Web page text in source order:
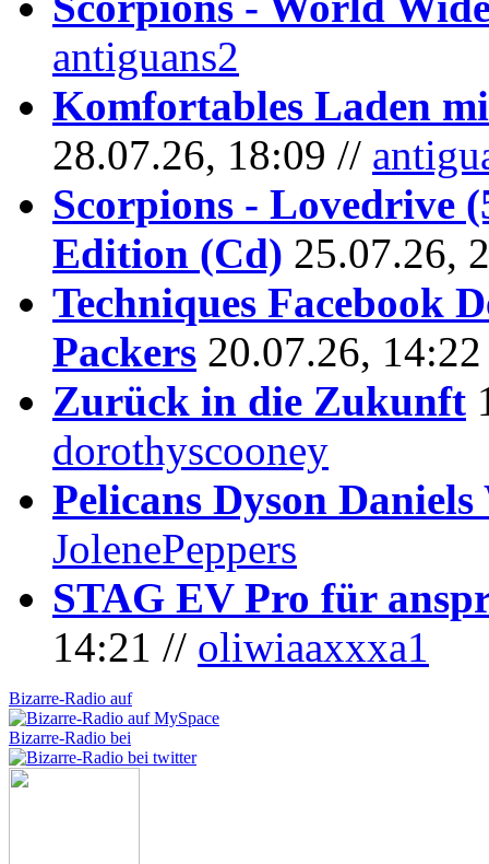
antiguans2
Komfortables Laden
28.07.26, 18:09 //
Scorpions - Lovedrive
Edition (Cd) 25.07.26,
Techniques Facebook
Packers 20.07.26,
Zurück in die Zukunft
dorothyscooney
Pelicans Dyson
JolenePeppers
STAG EV Pro für
14:21 // oliwiaaxxxa1
Bizarre-Radio auf
Bizarre-Radio bei